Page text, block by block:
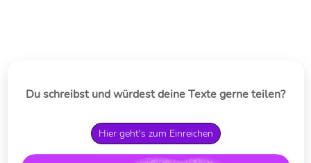
Du schreibst und würdest deine Texte gerne teilen?
Hier geht's zum Einreichen